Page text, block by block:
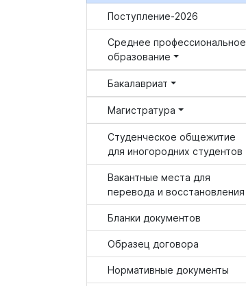
Поступление-2026
Среднее профессиональное
образование
Бакалавриат
Магистратура
Студенческое общежитие
для иногородних студентов
Вакантные места для
перевода и восстановления
Бланки документов
Образец договора
Нормативные документы